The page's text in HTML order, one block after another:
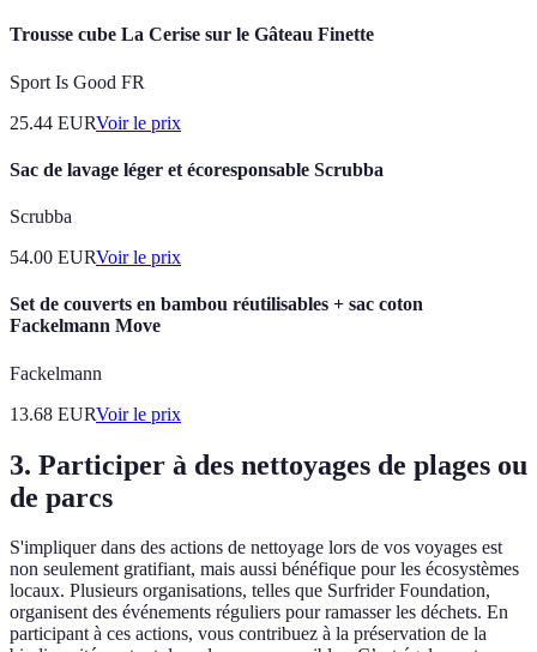
Trousse cube La Cerise sur le Gâteau Finette
Sport Is Good FR
25.44 EURVoir le prix
Sac de lavage léger et écoresponsable Scrubba
Scrubba
54.00 EURVoir le prix
Set de couverts en bambou réutilisables + sac coton
Fackelmann Move
Fackelmann
13.68 EURVoir le prix
3. Participer à des nettoyages de plages ou
de parcs
S'impliquer dans des actions de nettoyage lors de vos voyages est
non seulement gratifiant, mais aussi bénéfique pour les écosystèmes
locaux. Plusieurs organisations, telles que Surfrider Foundation,
organisent des événements réguliers pour ramasser les déchets. En
participant à ces actions, vous contribuez à la préservation de la